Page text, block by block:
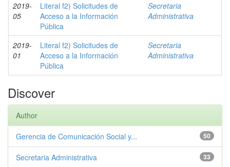
2019-
05
Literal f2) Solicitudes de
Acceso a la Información
Pública
Secretaria
Administrativa
2019-
01
Literal f2) Solicitudes de
Acceso a la Información
Pública
Secretaria
Administrativa
Discover
Author
50
Gerencia de Comunicación Social y...
33
Secretaria Administrativa